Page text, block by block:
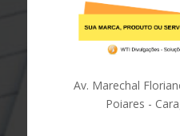
Av. Marechal
Poiares -